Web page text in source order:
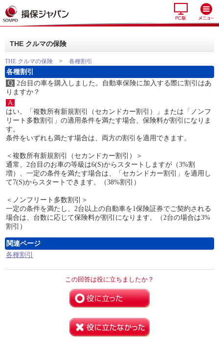
THE クルマの保険
THE クルマの保険 > 各種割引
各種割引
Q. 2台目の車を購入しました。自動車保険に加入する際に割引はあ
りますか？
A.
はい。「複数所有新規割引（セカンドカー割引）」または「ノンフ
リート多数割引」の適用条件を満たす場合、保険料が割引になりま
す。
条件をいずれも満たす場合は、両方の割引を適用できます。
＜複数所有新規割引（セカンドカー割引）＞
通常、2台目のお車の等級は6(S)からスタートしますが（3%割
増）、一定の条件を満たす場合は、「セカンドカー割引」を適用し
て7(S)からスタートできます。（38%割引）
＜ノンフリート多数割引＞
一定の条件を満たし、2台以上の自動車を1保険証券でご契約される
場合は、台数に応じて保険料が割引になります。（2台の場合は3%
割引）
関連ページ
各種割引
この回答は役に立ちましたか？